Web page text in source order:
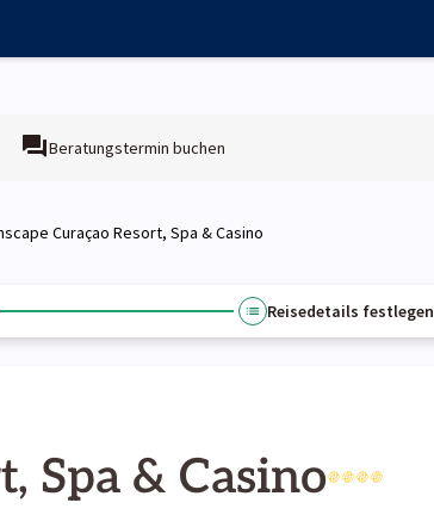
Beratungstermin buchen
Curaçao Resort, Spa & Casino
Reisedetails festlegen
Spa & Casino